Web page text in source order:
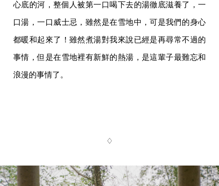
心底的河，整個人被第一口喝下去的湯徹底滋養了，一
口湯，一口威士忌，雖然是在雪地中，可是我們的身心
都暖和起來了！雖然煮湯對我來說已經是再尋常不過的
事情，但是在雪地裡有新鮮的熱湯，是這輩子最難忘和
浪漫的事情了。
♢